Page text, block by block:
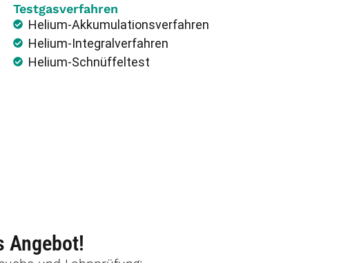
Testgasverfahren
Helium-Akkumulationsverfahren
Helium-Integralverfahren
Helium-Schnüffeltest
Angebot!